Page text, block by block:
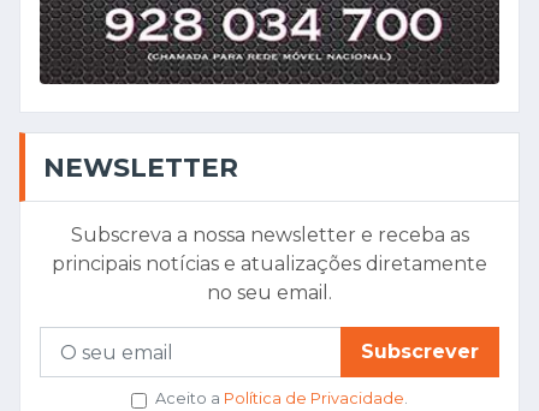
NEWSLETTER
Subscreva a nossa newsletter e receba as
principais notícias e atualizações diretamente
no seu email.
Subscrever
Aceito a Política de Privacidade.